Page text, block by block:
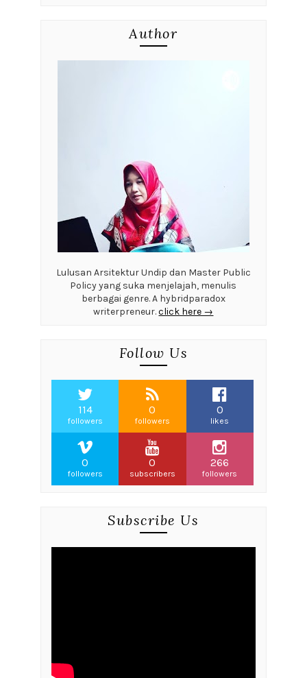
Author
Lulusan Arsitektur Undip dan Master Public
Policy yang suka menjelajah, menulis
berbagai genre. A hybridparadox
writerpreneur.click here →
Follow Us
114
followers
0
followers
0
likes
0
followers
0
subscribers
266
followers
Subscribe Us